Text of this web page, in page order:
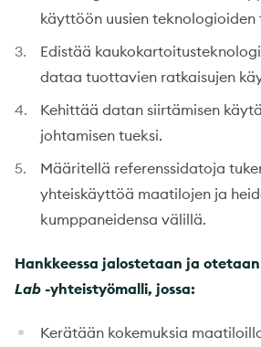
käyttöön uusien
Edistää
dataa tuottavien ratkaisujen
Kehittää datan siirtämisen
johtamisen tueksi.
Määritellä referenssidatoja
yhteiskäyttöä maatilojen ja
kumppaneidensa välillä.
Hankkeessa jalostetaan ja
Lab -yhteistyömalli, jossa:
Kerätään kokemuksia